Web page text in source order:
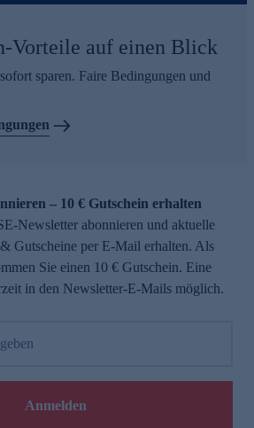
Vorteile auf einen Blick
sparen. Faire Bedingungen und
– 10 € Gutschein erhalten
Newsletter abonnieren und aktuelle
Gutscheine per E-Mail erhalten. Als
Sie einen 10 € Gutschein. Eine
in den Newsletter-E-Mails möglich.
Anmelden